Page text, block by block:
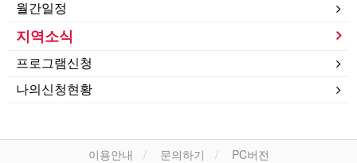
월간일정
지역소식
프로그램신청
나의신청현황
이용안내 문의하기 PC버전